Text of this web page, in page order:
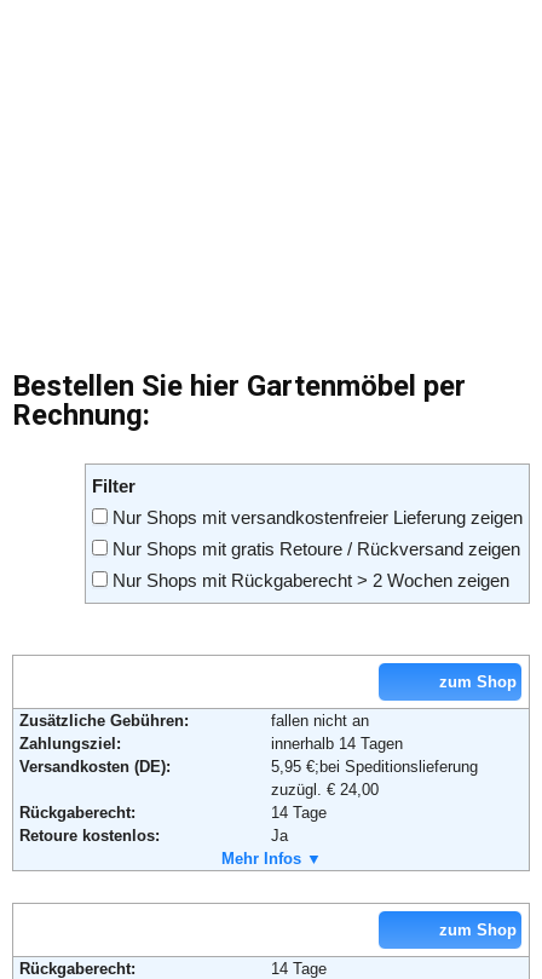
Bestellen Sie hier Gartenmöbel per
Rechnung:
Filter
Nur Shops mit versandkostenfreier Lieferung zeigen
Nur Shops mit gratis Retoure / Rückversand zeigen
Nur Shops mit Rückgaberecht > 2 Wochen zeigen
zum Shop
Zusätzliche Gebühren:
fallen nicht an
Zahlungsziel:
innerhalb 14 Tagen
Versandkosten (DE):
5,95 €;bei Speditionslieferung
zuzügl. € 24,00
Rückgaberecht:
14 Tage
Retoure kostenlos:
Ja
im Paket enthalten
Mehr Infos ▼
zum Shop
Rückgaberecht:
14 Tage